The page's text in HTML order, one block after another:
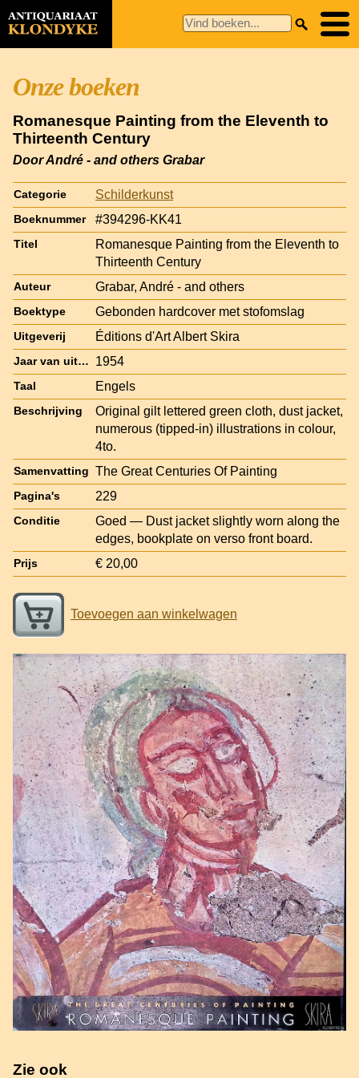
Onze boeken
Romanesque Painting from the Eleventh to
Thirteenth Century
Door André - and others Grabar
Categorie Schilderkunst
Boeknummer #394296-KK41
Titel
Romanesque Painting from the Eleventh to
Thirteenth Century
Auteur Grabar, André - and others
Boektype Gebonden hardcover met stofomslag
Uitgeverij Éditions d'Art Albert Skira
Jaar van uitgave 1954
Taal Engels
Beschrijving
Original gilt lettered green cloth, dust jacket,
numerous (tipped-in) illustrations in colour,
4to.
Samenvatting The Great Centuries Of Painting
Pagina's 229
Conditie
Goed — Dust jacket slightly worn along the
edges, bookplate on verso front board.
Prijs € 20,00
Toevoegen aan winkelwagen
Zie ook